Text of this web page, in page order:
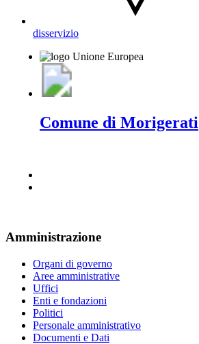
disservizio
Comune di Morigerati
Amministrazione
Organi di governo
Aree amministrative
Uffici
Enti e fondazioni
Politici
Personale amministrativo
Documenti e Dati